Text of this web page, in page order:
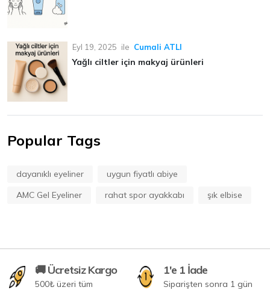
Eyl 19, 2025 ile Cumali ATLI
Yağlı ciltler için makyaj ürünleri
Popular Tags
dayanıklı eyeliner
uygun fiyatlı abiye
AMC Gel Eyeliner
rahat spor ayakkabı şık elbise
🚚 Ücretsiz Kargo
500₺ üzeri tüm
1'e 1 İade
Siparişten sonra 1 gün